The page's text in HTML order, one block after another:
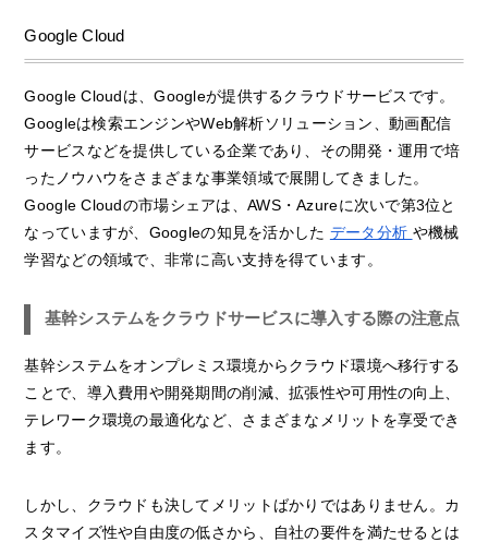
Google Cloud
Google Cloudは、Googleが提供するクラウドサービスです。
Googleは検索エンジンやWeb解析ソリューション、動画配信
サービスなどを提供している企業であり、その開発・運用で培
ったノウハウをさまざまな事業領域で展開してきました。
Google Cloudの市場シェアは、AWS・Azureに次いで第3位と
なっていますが、Googleの知見を活かした データ分析 や機械
学習などの領域で、非常に高い支持を得ています。
基幹システムをクラウドサービスに導入する際の注意点
基幹システムをオンプレミス環境からクラウド環境へ移行する
ことで、導入費用や開発期間の削減、拡張性や可用性の向上、
テレワーク環境の最適化など、さまざまなメリットを享受でき
ます。
しかし、クラウドも決してメリットばかりではありません。カ
スタマイズ性や自由度の低さから、自社の要件を満たせるとは